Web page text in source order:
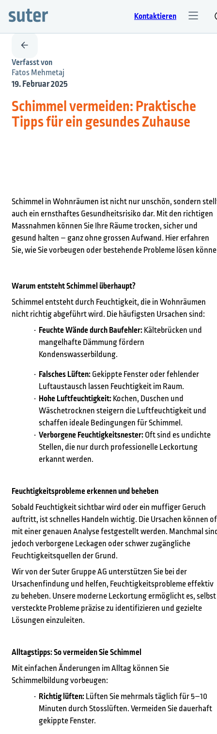
Kontaktieren
Verfasst von
Fatos Mehmetaj
19. Februar 2025
Schimmel vermeiden: Praktische
Tipps für ein gesundes Zuhause
Schimmel in Wohnräumen ist nicht nur unschön, sondern
auch ein ernsthaftes Gesundheitsrisiko dar. Mit den richtigen
Massnahmen können Sie Ihre Räume trocken, sicher und
gesund halten – ganz ohne grossen Aufwand. Hier erfahren
Sie, wie Sie vorbeugen oder bestehende Probleme lösen
Warum entsteht Schimmel überhaupt?
Schimmel entsteht durch Feuchtigkeit, die in Wohnräumen
nicht richtig abgeführt wird. Die häufigsten Ursachen sind:
Feuchte Wände durch Baufehler:Kältebrücken und
mangelhafte Dämmung fördern
Kondenswasserbildung.
Falsches Lüften:Gekippte Fenster oder fehlender
Luftaustausch lassen Feuchtigkeit im Raum.
Hohe Luftfeuchtigkeit:Kochen, Duschen und
Wäschetrocknen steigern die Luftfeuchtigkeit und
schaffen ideale Bedingungen für Schimmel.
Verborgene Feuchtigkeitsnester:Oft sind es undichte
Stellen, die nur durch professionelle Leckortung
erkannt werden.
Feuchtigkeitsprobleme erkennen und beheben
Sobald Feuchtigkeit sichtbar wird oder ein muffiger Geruch
auftritt, ist schnelles Handeln wichtig. Die Ursachen können
mit einer genauen Analyse festgestellt werden. Manchmal
jedoch verborgene Leckagen oder schwer zugängliche
Feuchtigkeitsquellen der Grund.
Wir von der Suter Gruppe AG unterstützen Sie bei der
Ursachenfindung und helfen, Feuchtigkeitsprobleme effektiv
zu beheben. Unsere moderne Leckortung ermöglicht es, selbst
versteckte Probleme präzise zu identifizieren und gezielte
Lösungen einzuleiten.
Alltagstipps: So vermeiden Sie Schimmel
Mit einfachen Änderungen im Alltag können Sie
Schimmelbildung vorbeugen:
Richtig lüften:Lüften Sie mehrmals täglich für 5–10
Minuten durch Stosslüften. Vermeiden Sie dauerhaft
gekippte Fenster.